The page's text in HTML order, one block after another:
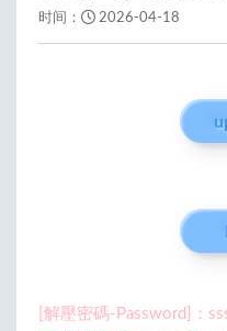
时间：
2026-04-18
[解壓密碼-Password]：